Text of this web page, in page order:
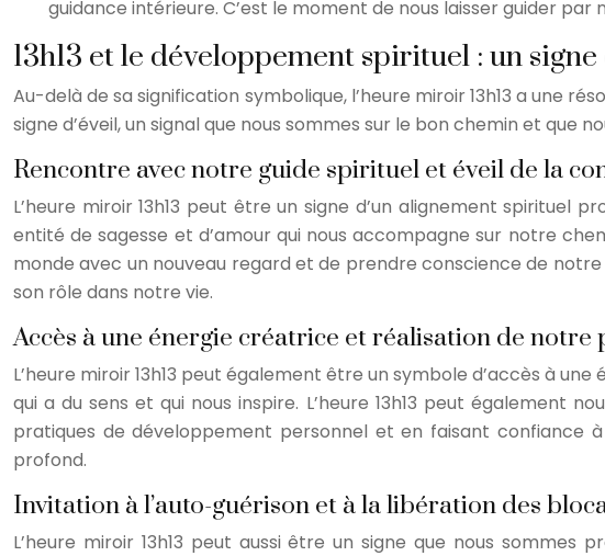
guidance intérieure. C’est le moment de nous laisser guider
13h13 et le développement spirituel : un
Au-delà de sa signification symbolique, l’heure miroir 13h13 a une
signe d’éveil, un signal que nous sommes sur le bon chemin et
Rencontre avec notre guide spirituel et éveil de la
L’heure miroir 13h13 peut être un signe d’un alignement
entité de sagesse et d’amour qui nous accompagne sur notre
monde avec un nouveau regard et de prendre conscience de
son rôle dans notre vie.
Accès à une énergie créatrice et réalisation de notre
L’heure miroir 13h13 peut également être un symbole d’accès à
qui a du sens et qui nous inspire. L’heure 13h13 peut également
pratiques de développement personnel et en faisant confiance
profond.
Invitation à l’auto-guérison et à la libération des
L’heure miroir 13h13 peut aussi être un signe que nous